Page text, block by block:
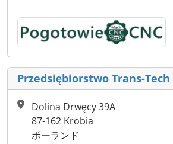
Przedsiębiorstwo Trans-Tech
Dolina Drwęcy 39A
87-162 Krobia
ポーランド